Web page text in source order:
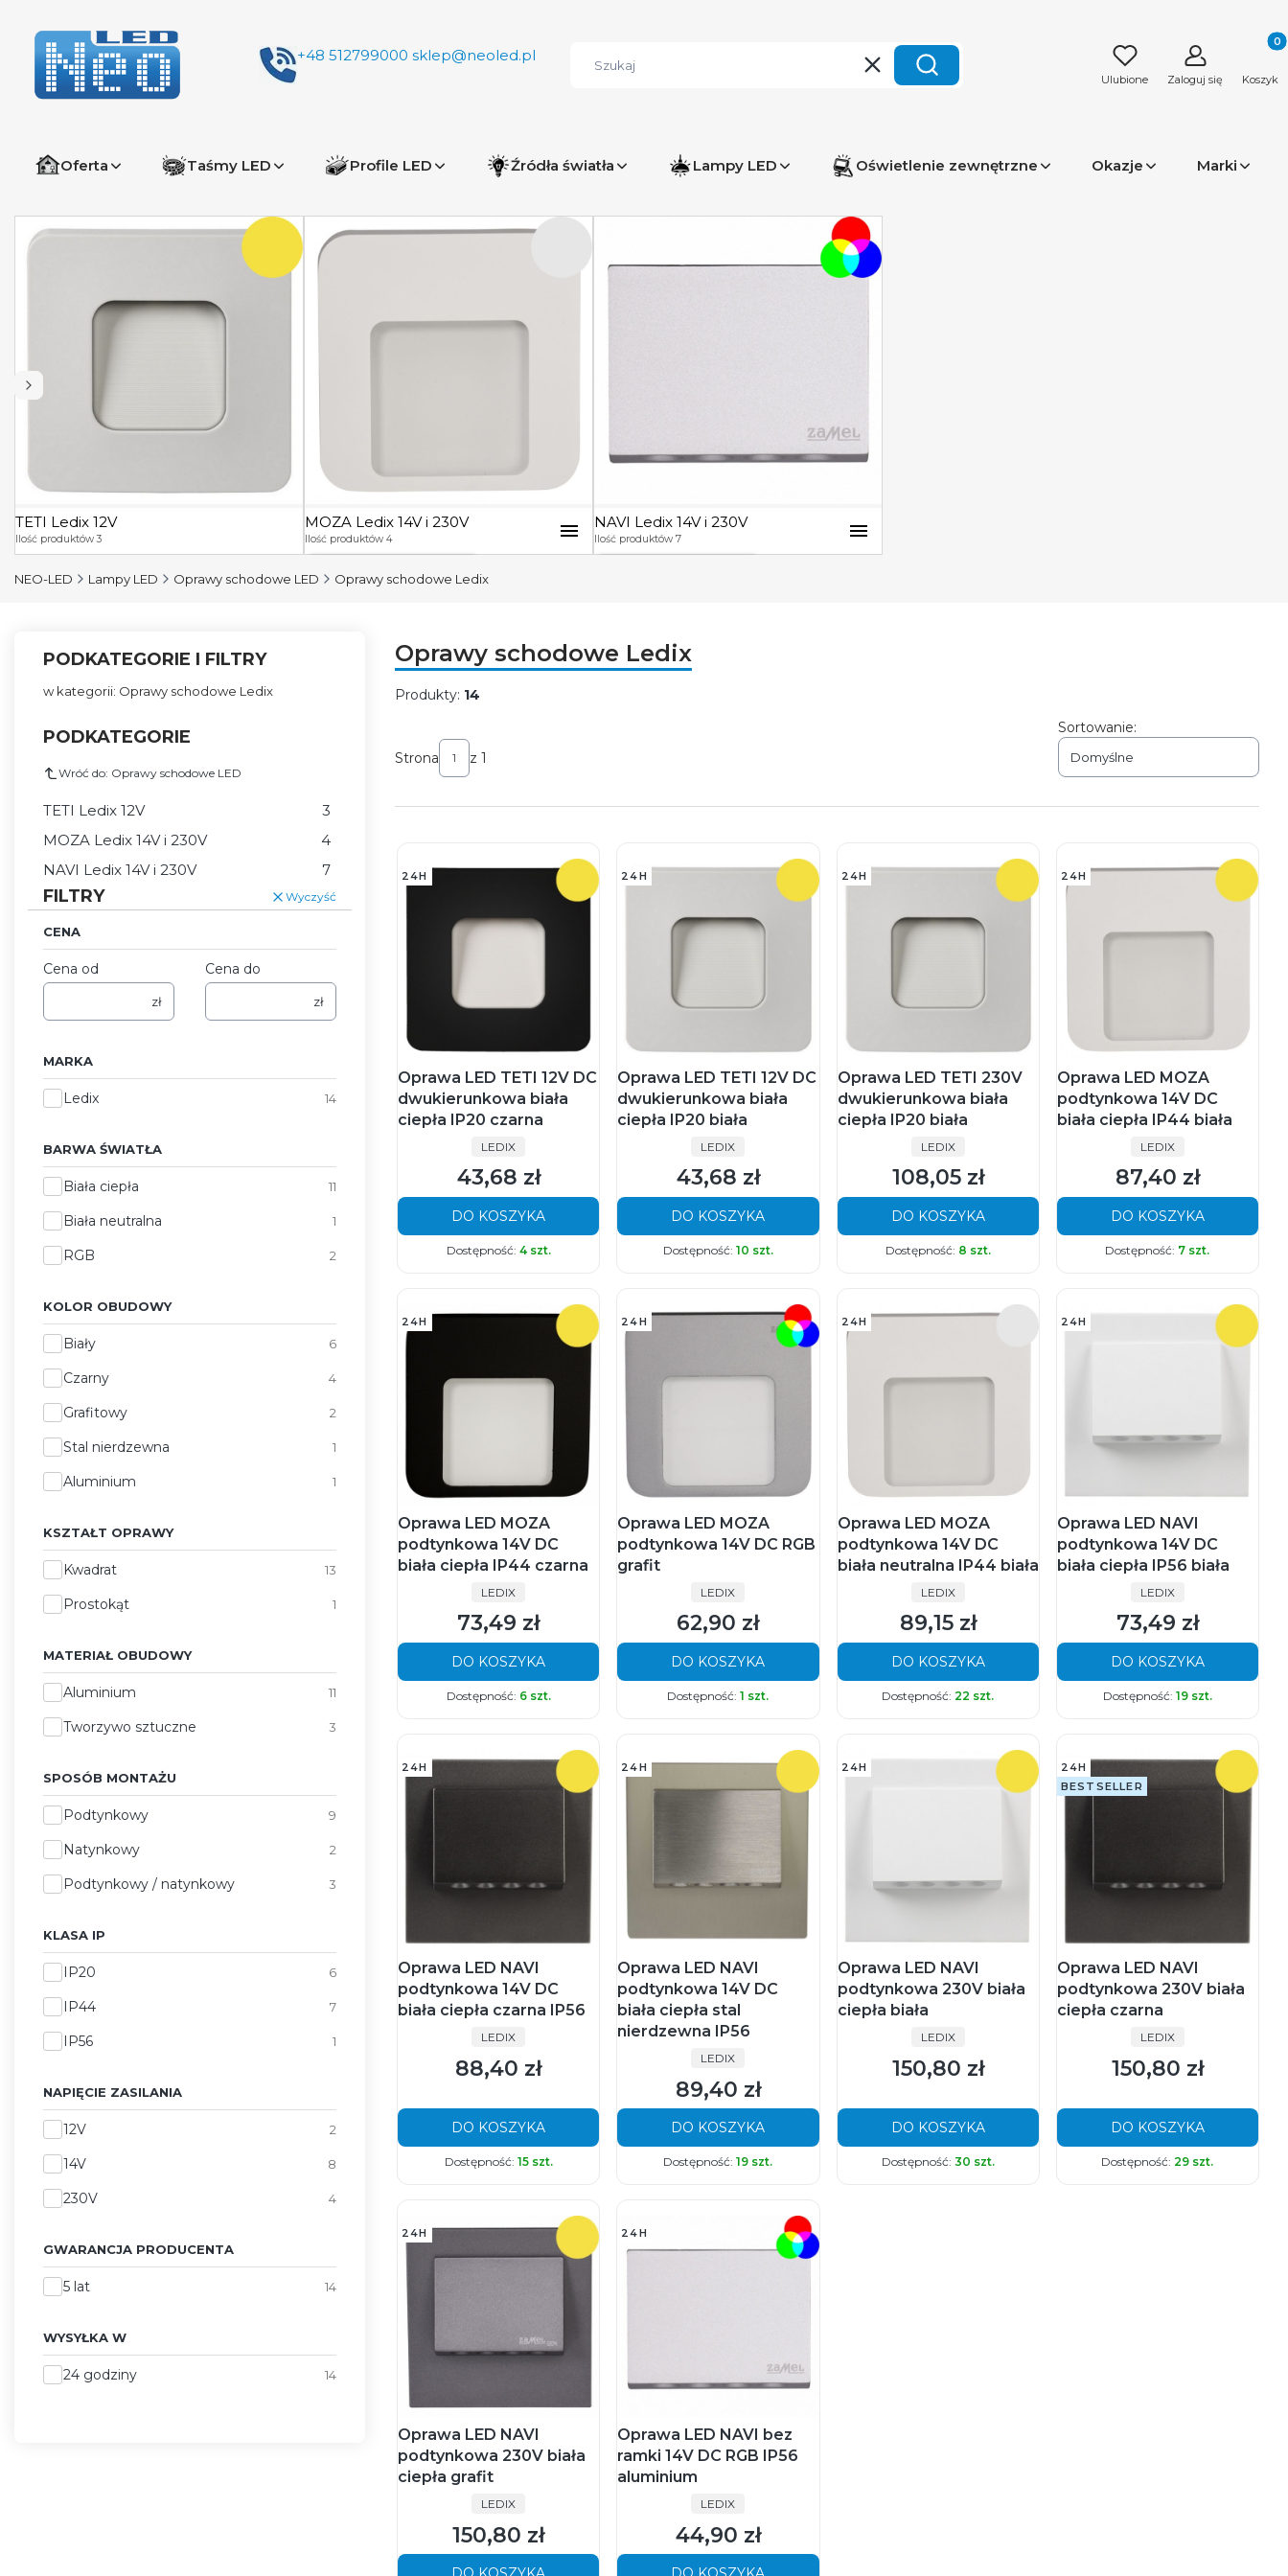
+48 512799000 sklep@neoled.pl
WyczyśćSzukaj Ulubione Zaloguj się Koszyk
Oferta Taśmy LED Profile LED Źródła światła Lampy LED Oświetlenie zewnętrzne Okazje Marki
TETI Ledix 12V
Ilość produktów 3
MOZA Ledix 14V i 230V
Ilość produktów 4
MOZA Ledix 14V i 230V
MOZA podtynkowa 230V
NAVI Ledix 14V i 230V
Ilość produktów 7
NAVI podtynkowa 230V
NEO-LED Lampy LED Oprawy schodowe LED Oprawy schodowe Ledix
PODKATEGORIE I FILTRY
w kategorii: Oprawy schodowe Ledix
PODKATEGORIE
Wróć do: Oprawy schodowe LED
TETI Ledix 12V
3
MOZA Ledix 14V i 230V
4
NAVI Ledix 14V i 230V
7
FILTRY Wyczyść
CENA
Cena od
zł
Cena do
zł
MARKA
Marka
Ledix 14
BARWA ŚWIATŁA
Barwa światła
Biała ciepła 11
Biała neutralna 1
RGB 2
KOLOR OBUDOWY
Kolor obudowy
Biały 6
Czarny 4
Grafitowy 2
Stal nierdzewna 1
Aluminium 1
KSZTAŁT OPRAWY
Kształt oprawy
Kwadrat 13
Prostokąt 1
MATERIAŁ OBUDOWY
Materiał obudowy
Aluminium 11
Tworzywo sztuczne 3
SPOSÓB MONTAŻU
Sposób montażu
Podtynkowy 9
Natynkowy 2
Podtynkowy / natynkowy 3
KLASA IP
Klasa IP
IP20 6
IP44 7
IP56 1
NAPIĘCIE ZASILANIA
Napięcie zasilania
12V 2
14V 8
230V 4
GWARANCJA PRODUCENTA
Gwarancja producenta
5 lat 14
WYSYŁKA W
Wysyłka w
24 godziny 14
Oprawy schodowe Ledix
Produkty: 14
Sortowanie:
Domyślne
Strona z 1
24H
Oprawa LED TETI 12V DC
dwukierunkowa biała
ciepła IP20 czarna
PRODUCENT
LEDIX
Cena
43,68 zł
DO KOSZYKA
Dostępność: 4 szt.
24H
Oprawa LED TETI 12V DC
dwukierunkowa biała
ciepła IP20 biała
PRODUCENT
LEDIX
Cena
43,68 zł
DO KOSZYKA
Dostępność: 10 szt.
24H
Oprawa LED TETI 230V
dwukierunkowa biała
ciepła IP20 biała
PRODUCENT
LEDIX
Cena
108,05 zł
DO KOSZYKA
Dostępność: 8 szt.
24H
Oprawa LED MOZA
podtynkowa 14V DC
biała ciepła IP44 biała
PRODUCENT
LEDIX
Cena
87,40 zł
DO KOSZYKA
Dostępność: 7 szt.
24H
Oprawa LED MOZA
podtynkowa 14V DC
biała ciepła IP44 czarna
PRODUCENT
LEDIX
Cena
73,49 zł
DO KOSZYKA
Dostępność: 6 szt.
24H
Oprawa LED MOZA
podtynkowa 14V DC RGB
grafit
PRODUCENT
LEDIX
Cena
62,90 zł
DO KOSZYKA
Dostępność:1 szt.
24H
Oprawa LED MOZA
podtynkowa 14V DC
biała neutralna IP44 biała
PRODUCENT
LEDIX
Cena
89,15 zł
DO KOSZYKA
Dostępność: 22 szt.
24H
Oprawa LED NAVI
podtynkowa 14V DC
biała ciepła IP56 biała
PRODUCENT
LEDIX
Cena
73,49 zł
DO KOSZYKA
Dostępność: 19 szt.
24H
Oprawa LED NAVI
podtynkowa 14V DC
biała ciepła czarna IP56
PRODUCENT
LEDIX
Cena
88,40 zł
DO KOSZYKA
Dostępność: 15 szt.
24H
Oprawa LED NAVI
podtynkowa 14V DC
biała ciepła stal
nierdzewna IP56
PRODUCENT
LEDIX
Cena
89,40 zł
DO KOSZYKA
Dostępność:19 szt.
24H
Oprawa LED NAVI
podtynkowa 230V biała
ciepła biała
PRODUCENT
LEDIX
Cena
150,80 zł
DO KOSZYKA
Dostępność: 30 szt.
24H
BESTSELLER
Oprawa LED NAVI
podtynkowa 230V biała
ciepła czarna
PRODUCENT
LEDIX
Cena
150,80 zł
DO KOSZYKA
Dostępność: 29 szt.
24H
Oprawa LED NAVI
podtynkowa 230V biała
ciepła grafit
PRODUCENT
LEDIX
Cena
150,80 zł
24H
Oprawa LED NAVI bez
ramki 14V DC RGB IP56
aluminium
PRODUCENT
LEDIX
Cena
44,90 zł